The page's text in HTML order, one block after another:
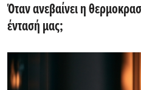
Όταν ανεβαίνει η
έντασή μας;